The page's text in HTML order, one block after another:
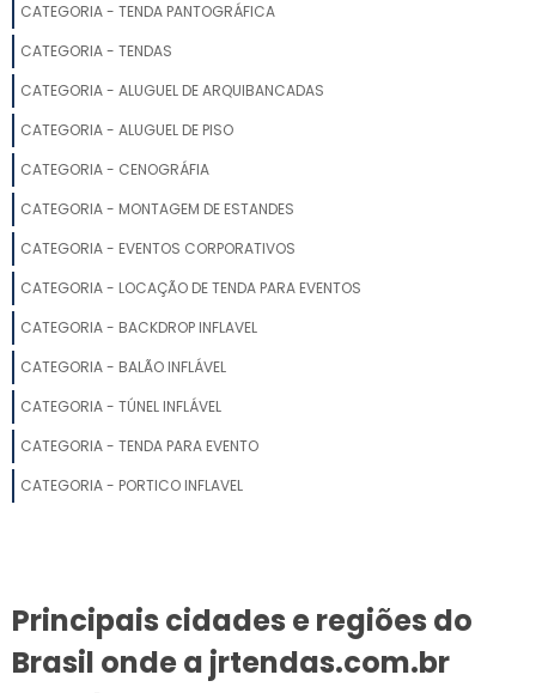
CATEGORIA - TENDA PANTOGRÁFICA
CATEGORIA - TENDAS
CATEGORIA - ALUGUEL DE ARQUIBANCADAS
CATEGORIA - ALUGUEL DE PISO
CATEGORIA - CENOGRÁFIA
CATEGORIA - MONTAGEM DE ESTANDES
CATEGORIA - EVENTOS CORPORATIVOS
CATEGORIA - LOCAÇÃO DE TENDA PARA EVENTOS
CATEGORIA - BACKDROP INFLAVEL
CATEGORIA - BALÃO INFLÁVEL
CATEGORIA - TÚNEL INFLÁVEL
CATEGORIA - TENDA PARA EVENTO
CATEGORIA - PORTICO INFLAVEL
Principais cidades e regiões do
Brasil onde a jrtendas.com.br